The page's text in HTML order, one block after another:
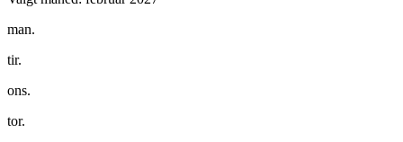
man.
tir.
ons.
tor.